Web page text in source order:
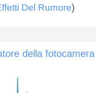
Del Rumore)